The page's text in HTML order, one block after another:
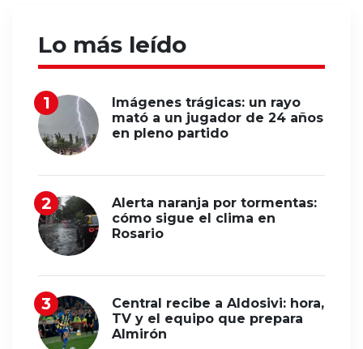
Lo más leído
Imágenes trágicas: un rayo
mató a un jugador de 24 años
en pleno partido
Alerta naranja por tormentas:
cómo sigue el clima en
Rosario
Central recibe a Aldosivi: hora,
TV y el equipo que prepara
Almirón